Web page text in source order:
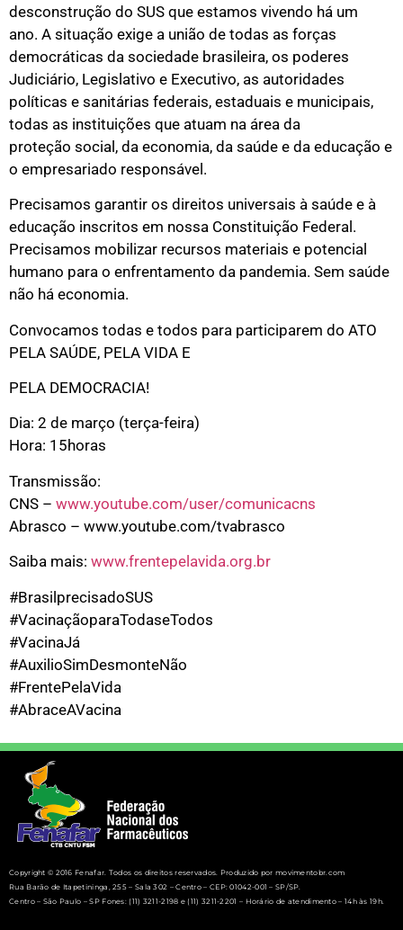
desconstrução do SUS que estamos vivendo há um
ano. A situação exige a união de todas as forças
democráticas da sociedade brasileira, os poderes
Judiciário, Legislativo e Executivo, as autoridades
políticas e sanitárias federais, estaduais e municipais,
todas as instituições que atuam na área da
proteção social, da economia, da saúde e da educação e
o empresariado responsável.
Precisamos garantir os direitos universais à saúde e à
educação inscritos em nossa Constituição Federal.
Precisamos mobilizar recursos materiais e potencial
humano para o enfrentamento da pandemia. Sem saúde
não há economia.
Convocamos todas e todos para participarem do ATO
PELA SAÚDE, PELA VIDA E
PELA DEMOCRACIA!
Dia: 2 de março (terça-feira)
Hora: 15horas
Transmissão:
CNS – www.youtube.com/user/comunicacns
Abrasco – www.youtube.com/tvabrasco
Saiba mais: www.frentepelavida.org.br
#BrasilprecisadoSUS
#VacinaçãoparaTodaseTodos
#VacinaJá
#AuxilioSimDesmonteNão
#FrentePelaVida
#AbraceAVacina
Copyright © 2016 Fenafar. Todos os direitos reservados. Produzido por movimentobr.com
Rua Barão de Itapetininga, 255 – Sala 302 – Centro – CEP: 01042-001 – SP/SP.
Centro – São Paulo – SP Fones: (11) 3211-2198 e (11) 3211-2201 – Horário de atendimento – 14h às 19h.